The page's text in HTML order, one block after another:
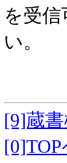
を受
い。
[9]蔵